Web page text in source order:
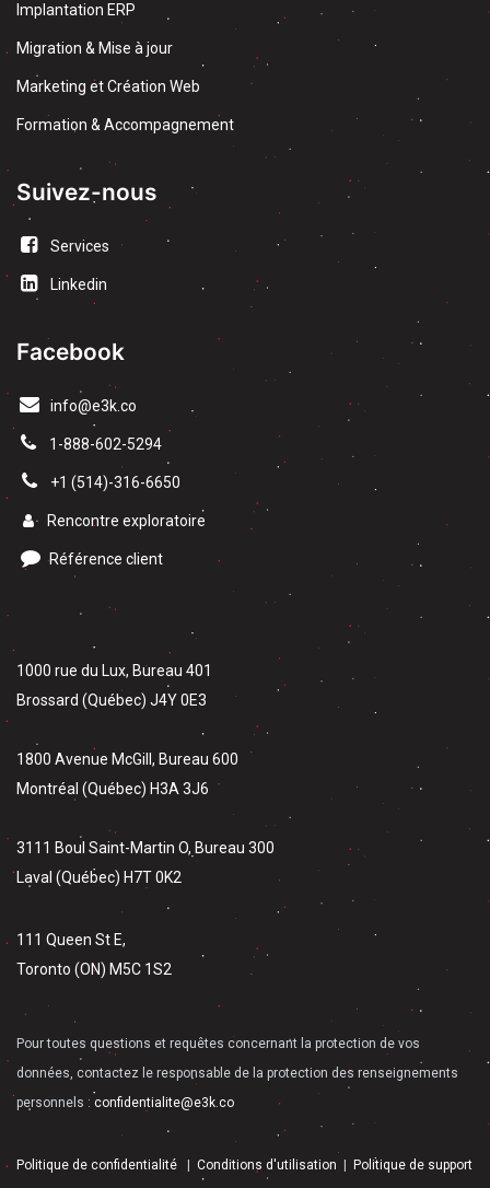
Facebook
info@e3k.co
1-888-602-5294
​+1 (514)-316-6650
Rencontre exploratoire
Référence client
1000 rue du Lux, Bureau 401
Brossard (Québec) J4Y 0E3
1800 Avenue McGill, Bureau 600
Montréal (Québec) H3A 3J6
3111 Boul Saint-Martin O, Bureau 300
Laval (Québec) H7T 0K2
111 Queen St E,
Toronto (ON) M5C 1S2
Pour toutes questions et requêtes concernant la protection de vos
données, contactez le responsable de la protection des renseignements
personnels : confidentialite@e3k.co
Politique de confidentialité Conditions d'utilisation
Politique de support
Suivez-nous
Services
Linkedin
Implantation ERP
Migration & Mise à jour
Marketing et Création Web
Formation & Accompagnement